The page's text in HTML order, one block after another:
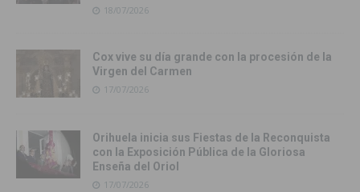
18/07/2026
Cox vive su día grande con la procesión de la
Virgen del Carmen
17/07/2026
Orihuela inicia sus Fiestas de la Reconquista
con la Exposición Pública de la Gloriosa
Enseña del Oriol
17/07/2026